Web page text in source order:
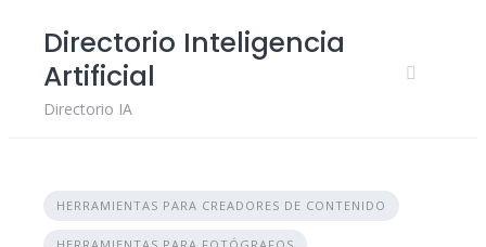
content
Directorio Inteligencia
Artificial
Directorio IA
HERRAMIENTAS PARA CREADORES DE CONTENIDO